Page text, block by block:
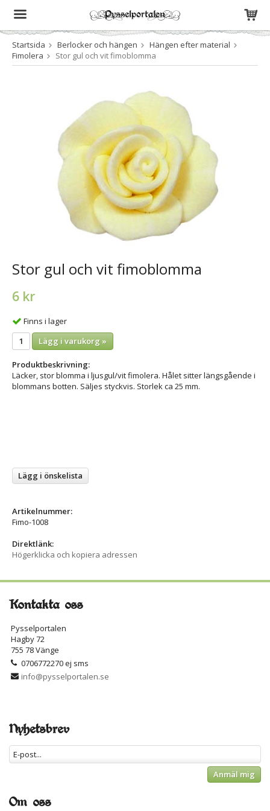
Produkten har blivit tillagd i varukorgen
Startsida Berlocker och hängen
Hängen efter material
Fimolera
Stor gul och vit fimoblomma
Stor gul och vit fimoblomma
6 kr
Finns i lager
Lägg i varukorg »
Produktbeskrivning:
Läcker, stor blomma i ljusgul/vit fimolera. Hålet sitter längsgående i
blommans botten. Säljes styckvis. Storlek ca 25 mm.
Lägg i önskelista
Artikelnummer:
Fimo-1008
Direktlänk:
Högerklicka och kopiera adressen
Kontakta oss
Pysselportalen
Hagby 72
755 78 Vänge
0706772270 ej sms
info@pysselportalen.se
Nyhetsbrev
Anmäl mig
Om oss